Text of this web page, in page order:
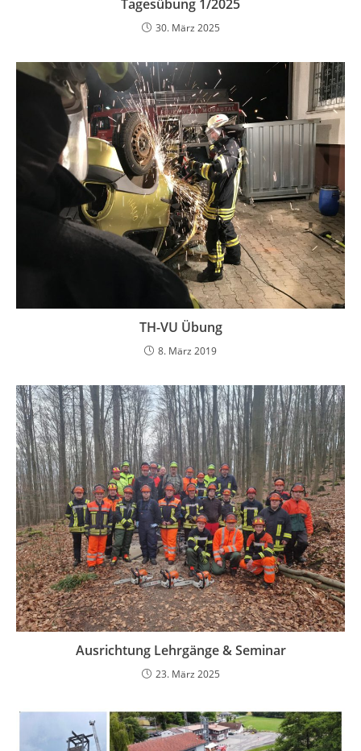
Tagesübung 1/2025
30. März 2025
TH-VU Übung
8. März 2019
Ausrichtung Lehrgänge & Seminar
23. März 2025